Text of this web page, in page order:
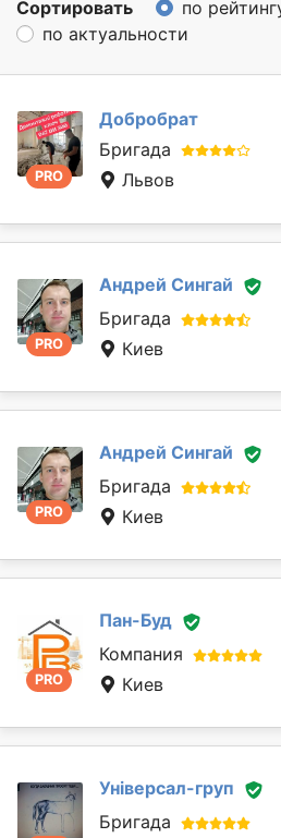
Сортировать по
по актуальности
PRO
Добробрат
Бригада
Львов
PRO
Андрей Сингай
Бригада
Киев
PRO
Андрей Сингай
Бригада
Киев
PRO
Пан-Буд
Компания
Киев
Універсал-груп
Бригада